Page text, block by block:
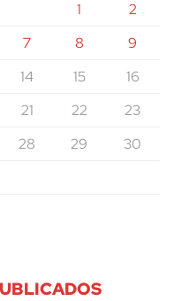
1
2
7 8
9
14 15
16
21 22
23
28 29
30